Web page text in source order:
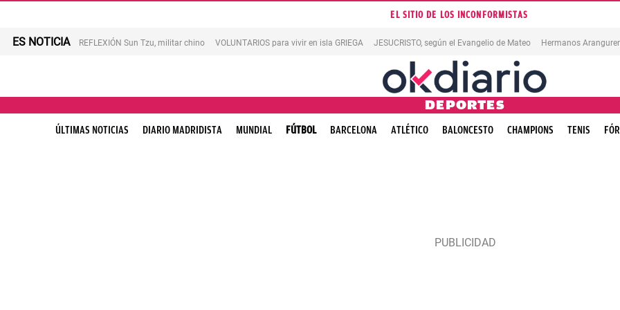
EL SITIO DE LOS INCONFORMISTAS
ES NOTICIA REFLEXIÓN Sun Tzu, militar chino VOLUNTARIOS para vivir en isla GRIEGA JESUCRISTO, según el Evangelio de Mateo Hermanos Aranguren
DEPORTES
ÚLTIMAS NOTICIAS DIARIO MADRIDISTA MUNDIAL FÚTBOL BARCELONA ATLÉTICO BALONCESTO CHAMPIONS TENIS